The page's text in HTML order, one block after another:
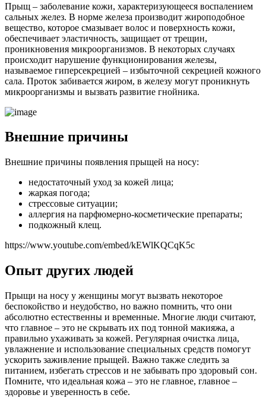
Прыщ – заболевание кожи, характеризующееся воспалением
сальных желез. В норме железа производит жироподобное
вещество, которое смазывает волос и поверхность кожи,
обеспечивает эластичность, защищает от трещин,
проникновения микроорганизмов. В некоторых случаях
происходит нарушение функционирования железы,
называемое гиперсекрецией – избыточной секрецией кожного
сала. Проток забивается жиром, в железу могут проникнуть
микроорганизмы и вызвать развитие гнойника.
Внешние причины
Внешние причины появления прыщей на носу:
недостаточный уход за кожей лица;
жаркая погода;
стрессовые ситуации;
аллергия на парфюмерно-косметические препараты;
подкожный клещ.
https://www.youtube.com/embed/kEWlKQCqK5c
Опыт других людей
Прыщи на носу у женщины могут вызвать некоторое
беспокойство и неудобство, но важно помнить, что они
абсолютно естественны и временные. Многие люди считают,
что главное – это не скрывать их под тонной макияжа, а
правильно ухаживать за кожей. Регулярная очистка лица,
увлажнение и использование специальных средств помогут
ускорить заживление прыщей. Важно также следить за
питанием, избегать стрессов и не забывать про здоровый сон.
Помните, что идеальная кожа – это не главное, главное –
здоровье и уверенность в себе.